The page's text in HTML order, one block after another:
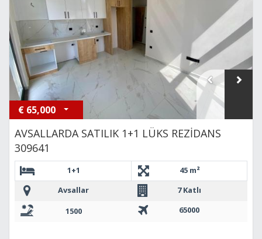
€ 65,000
AVSALLARDA SATILIK 1+1 LÜKS REZİDANS
309641
1+1
45 m²
Avsallar
7 Katlı
1500
65000